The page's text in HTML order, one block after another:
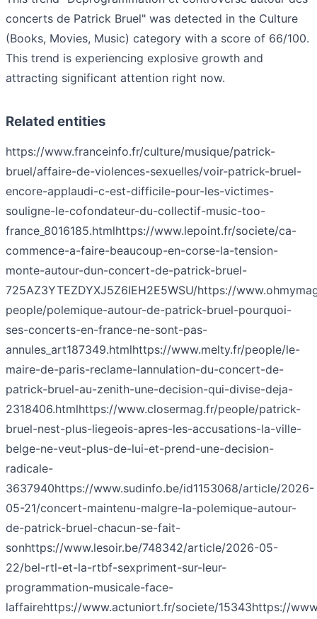
concerts de Patrick Bruel" was detected in the Culture
(Books, Movies, Music) category with a score of 66/100.
This trend is experiencing explosive growth and
attracting significant attention right now.
Related entities
https://www.franceinfo.fr/culture/musique/patrick-
bruel/affaire-de-violences-sexuelles/voir-patrick-bruel-
encore-applaudi-c-est-difficile-pour-les-victimes-
souligne-le-cofondateur-du-collectif-music-too-
france_8016185.htmlhttps://www.lepoint.fr/societe/ca-
commence-a-faire-beaucoup-en-corse-la-tension-
monte-autour-dun-concert-de-patrick-bruel-
725AZ3YTEZDYXJ5Z6IEH2E5WSU/https://
people/polemique-autour-de-patrick-bruel-pourquoi-
ses-concerts-en-france-ne-sont-pas-
annules_art187349.htmlhttps://www.melty.fr/people/le-
maire-de-paris-reclame-lannulation-du-concert-de-
patrick-bruel-au-zenith-une-decision-qui-divise-deja-
2318406.htmlhttps://www.closermag.fr/people/patrick-
bruel-nest-plus-liegeois-apres-les-accusations-la-ville-
belge-ne-veut-plus-de-lui-et-prend-une-decision-
radicale-
3637940https://www.sudinfo.be/id1153068/article/2026-
05-21/concert-maintenu-malgre-la-polemique-autour-
de-patrick-bruel-chacun-se-fait-
sonhttps://www.lesoir.be/748342/article/2026-05-
22/bel-rtl-et-la-rtbf-sexpriment-sur-leur-
programmation-musicale-face-
laffairehttps://www.actuniort.fr/societe/15343https://